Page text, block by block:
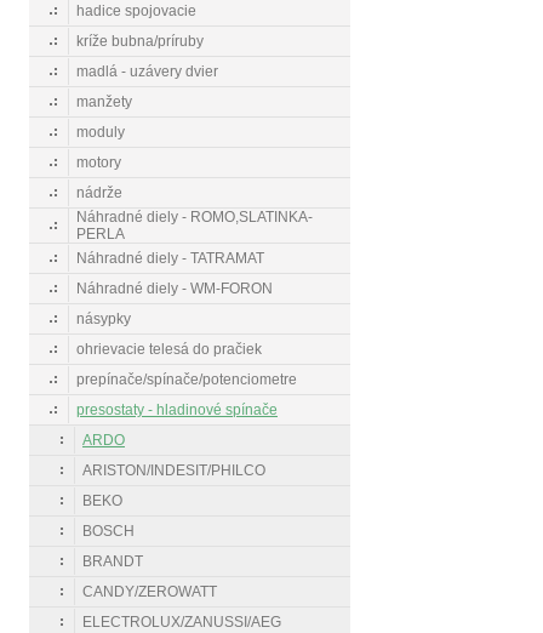
hadice spojovacie
kríže bubna/príruby
madlá - uzávery dvier
manžety
moduly
motory
nádrže
Náhradné diely - ROMO,SLATINKA-
PERLA
Náhradné diely - TATRAMAT
Náhradné diely - WM-FORON
násypky
ohrievacie telesá do pračiek
prepínače/spínače/potenciometre
presostaty - hladinové spínače
ARDO
ARISTON/INDESIT/PHILCO
BEKO
BOSCH
BRANDT
CANDY/ZEROWATT
ELECTROLUX/ZANUSSI/AEG